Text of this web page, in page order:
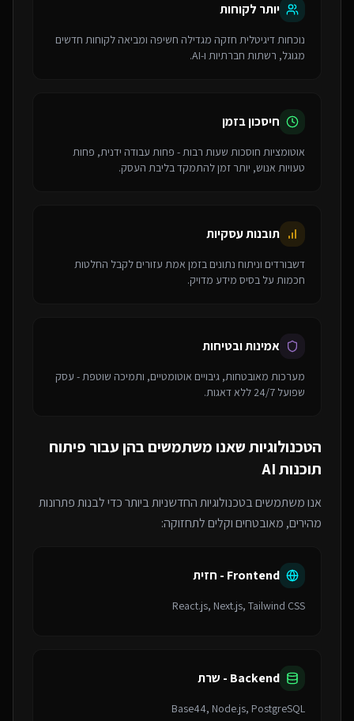
יותר לקוחות
נוכחות דיגיטלית חזקה מגדילה חשיפה ומביאה לקוחות חדשים
מגוגל, רשתות חברתיות ו-AI.
חיסכון בזמן
אוטומציות חוסכות שעות רבות - פחות עבודה ידנית, פחות
טעויות אנוש, יותר זמן להתמקד בליבת העסק.
תובנות עסקיות
דשבורדים וניתוח נתונים בזמן אמת עזורים לקבל החלטות
חכמות על בסיס מידע מדויק.
אמינות ובטיחות
מערכות מאובטחות, גיבויים אוטומטיים, ותמיכה שוטפת - עסק
שפועל 24/7 ללא דאגות.
הטכנולוגיות שאנו משתמשים בהן עבור פיתוח
תוכנות AI
אנו משתמשים בטכנולוגיות החדשניות ביותר כדי לבנות פתרונות
מהירים, מאובטחים וקלים לתחזוקה:
Frontend - חזית
React.js, Next.js, Tailwind CSS
Backend - שרת
Base44, Node.js, PostgreSQL